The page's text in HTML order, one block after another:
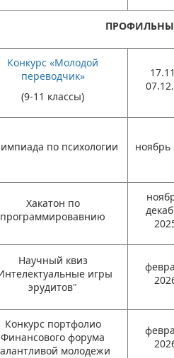
Конкурс «Молодой
переводчик»
(9-11 классы)
по психологии ноябрь
Хакатон по
программировавнию
Научный квиз
игры
эрудитов"
Конкурс портфолио
Финансового форума
молодежи